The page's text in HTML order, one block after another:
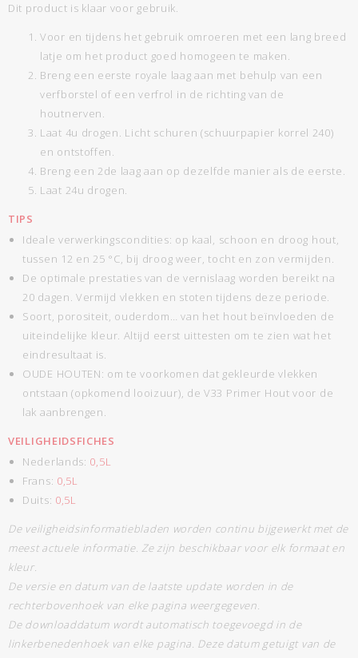
Dit product is klaar voor gebruik.
Voor en tijdens het gebruik omroeren met een lang breed
latje om het product goed homogeen te maken.
Breng een eerste royale laag aan met behulp van een
verfborstel of een verfrol in de richting van de
houtnerven.
Laat 4u drogen. Licht schuren (schuurpapier korrel 240)
en ontstoffen.
Breng een 2de laag aan op dezelfde manier als de eerste.
Laat 24u drogen.
TIPS
Ideale verwerkingscondities: op kaal, schoon en droog hout,
tussen 12 en 25 °C, bij droog weer, tocht en zon vermijden.
De optimale prestaties van de vernislaag worden bereikt na
20 dagen. Vermijd vlekken en stoten tijdens deze periode.
Soort, porositeit, ouderdom… van het hout beïnvloeden de
uiteindelijke kleur. Altijd eerst uittesten om te zien wat het
eindresultaat is.
OUDE HOUTEN: om te voorkomen dat gekleurde vlekken
ontstaan (opkomend looizuur), de V33 Primer Hout voor de
lak aanbrengen.
VEILIGHEIDSFICHES
Nederlands: 0,5L
Frans: 0,5L
Duits: 0,5L
De veiligheidsinformatiebladen worden continu bijgewerkt met de
meest actuele informatie. Ze zijn beschikbaar voor elk formaat en
kleur.
De versie en datum van de laatste update worden in de
rechterbovenhoek van elke pagina weergegeven.
De downloaddatum wordt automatisch toegevoegd in de
linkerbenedenhoek van elke pagina. Deze datum getuigt van de